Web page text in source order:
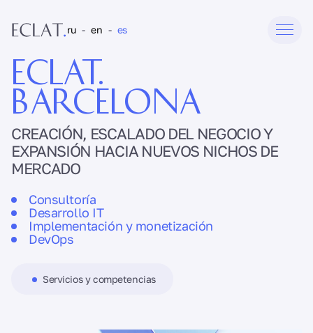
ru - en - es
ECLAT.
BARCELONA
CREACIÓN, ESCALADO DEL NEGOCIO Y
EXPANSIÓN HACIA NUEVOS NICHOS DE
MERCADO
Consultoría
Desarrollo IT
Implementación y monetización
DevOps
Servicios y competencias